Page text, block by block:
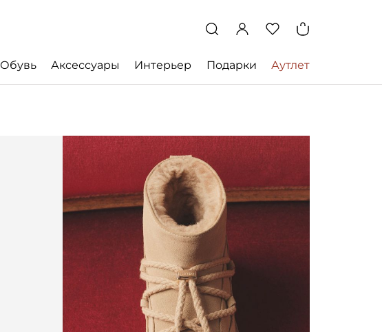
Обувь Аксессуары Интерьер Подарки Аутлет